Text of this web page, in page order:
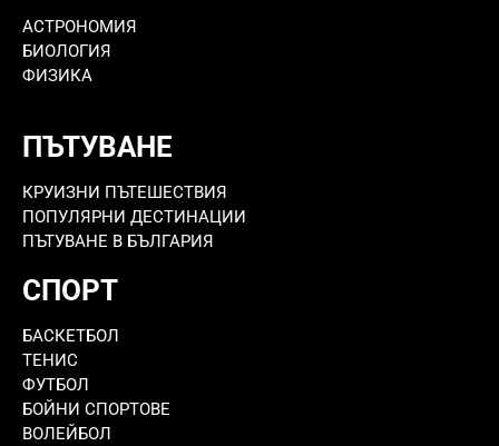
АСТРОНОМИЯ
БИОЛОГИЯ
ФИЗИКА
ПЪТУВАНЕ
КРУИЗНИ ПЪТЕШЕСТВИЯ
ПОПУЛЯРНИ ДЕСТИНАЦИИ
ПЪТУВАНЕ В БЪЛГАРИЯ
СПОРТ
БАСКЕТБОЛ
ТЕНИС
ФУТБОЛ
БОЙНИ СПОРТОВЕ
ВОЛЕЙБОЛ